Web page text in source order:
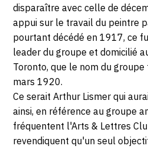
CRÉER SON
ABONNEMENTS
CRÉER SON
PUBLIER SES
disparaître avec celle de
appui sur le travail du peintre
pourtant décédé en 1917, ce
leader du groupe et domicilié
Toronto, que le nom du
mars 1920.
Ce serait Arthur Lismer qui
ainsi, en référence au groupe
fréquentent l'Arts & Lettres
revendiquent qu'un seul